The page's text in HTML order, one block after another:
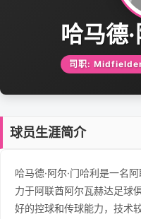
哈马德
司职:
球员生涯简介
哈马德·阿尔·门哈利是一名
力于阿联酋阿尔瓦赫达足球
好的控球和传球能力，技术